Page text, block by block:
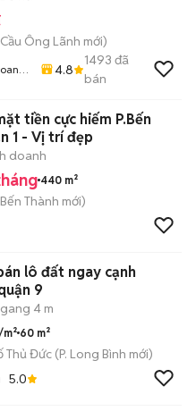
Cầu Ông Lãnh mới)
4.8
1493 đã
bán
tiền cực hiếm P.Bến
Quận 1 - Vị trí đẹp
doanh
440 m²
Bến Thành mới)
lô đất ngay cạnh
9
4 m
60 m²
Thủ Đức (P. Long Bình mới)
5.0